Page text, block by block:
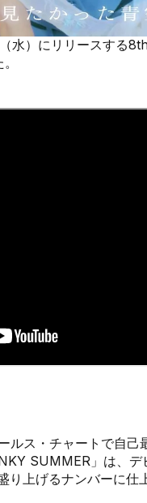
水）にリリースする
ス・チャートで自己
SUMMER」は、デ
上げるナンバーに仕